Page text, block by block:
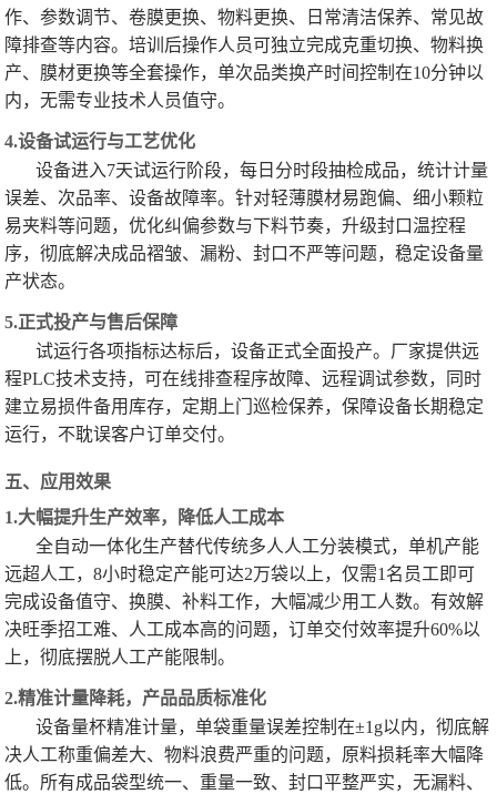
作、参数调节、卷膜更换、物料更换、日常清洁保养、常见故
障排查等内容。培训后操作人员可独立完成克重切换、物料换
产、膜材更换等全套操作，单次品类换产时间控制在10分钟以
内，无需专业技术人员值守。
4.设备试运行与工艺优化
设备进入7天试运行阶段，每日分时段抽检成品，统计计量
误差、次品率、设备故障率。针对轻薄膜材易跑偏、细小颗粒
易夹料等问题，优化纠偏参数与下料节奏，升级封口温控程
序，彻底解决成品褶皱、漏粉、封口不严等问题，稳定设备量
产状态。
5.正式投产与售后保障
试运行各项指标达标后，设备正式全面投产。厂家提供远
程PLC技术支持，可在线排查程序故障、远程调试参数，同时
建立易损件备用库存，定期上门巡检保养，保障设备长期稳定
运行，不耽误客户订单交付。
五、应用效果
1.大幅提升生产效率，降低人工成本
全自动一体化生产替代传统多人人工分装模式，单机产能
远超人工，8小时稳定产能可达2万袋以上，仅需1名员工即可
完成设备值守、换膜、补料工作，大幅减少用工人数。有效解
决旺季招工难、人工成本高的问题，订单交付效率提升60%以
上，彻底摆脱人工产能限制。
2.精准计量降耗，产品品质标准化
设备量杯精准计量，单袋重量误差控制在±1g以内，彻底解
决人工称重偏差大、物料浪费严重的问题，原料损耗率大幅降
低。所有成品袋型统一、重量一致、封口平整严实，无漏料、